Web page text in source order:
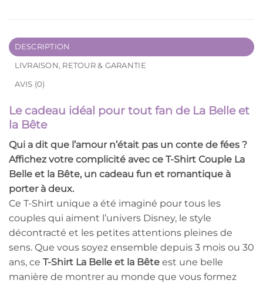
DESCRIPTION
LIVRAISON, RETOUR & GARANTIE
AVIS (0)
Le cadeau idéal pour tout fan de La Belle et
la Bête
Qui a dit que l’amour n’était pas un conte de fées ?
Affichez votre complicité avec ce T-Shirt Couple La
Belle et la Bête, un cadeau fun et romantique à
porter à deux.
Ce T-Shirt unique a été imaginé pour tous les
couples qui aiment l’univers Disney, le style
décontracté et les petites attentions pleines de
sens. Que vous soyez ensemble depuis 3 mois ou 30
ans, ce T-Shirt La Belle et la Bête est une belle
manière de montrer au monde que vous formez